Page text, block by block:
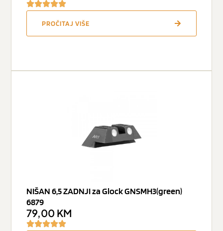
PROČITAJ VIŠE
NIŠAN 6,5 ZADNJI za Glock GNSMH3(green)
6879
79,00 KM